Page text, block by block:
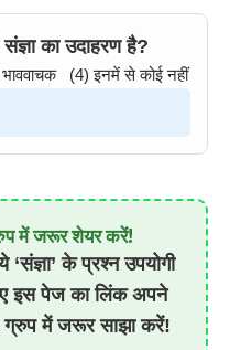
का उदाहरण है?
(4) इनमें से कोई नहीं
में जरूर शेयर करें!
‘संज्ञा’ के प्रश्न उपयोगी
इस पेज का लिंक अपने
ग्रुप में जरूर साझा करें!